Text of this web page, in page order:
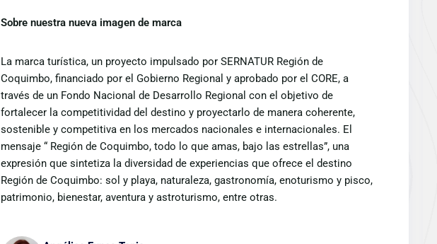
Sobre nuestra nueva imagen de marca
La marca turística, un proyecto impulsado por SERNATUR Región de
Coquimbo, financiado por el Gobierno Regional y aprobado por el CORE, a
través de un Fondo Nacional de Desarrollo Regional con el objetivo de
fortalecer la competitividad del destino y proyectarlo de manera coherente,
sostenible y competitiva en los mercados nacionales e internacionales. El
mensaje “ Región de Coquimbo, todo lo que amas, bajo las estrellas”, una
expresión que sintetiza la diversidad de experiencias que ofrece el destino
Región de Coquimbo: sol y playa, naturaleza, gastronomía, enoturismo y pisco,
patrimonio, bienestar, aventura y astroturismo, entre otras.